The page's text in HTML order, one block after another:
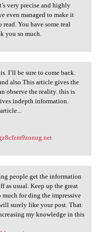
very precise and highly
even managed to make it
read. You have some real
you so much.
this. I’ll
I’ll be sure to come back.
also This article gives the
observe the reality. this is
indepth information.
people
people get the information
as usual. Keep up the great
for ding the impressive
surely like your post. That
my knowledge in this